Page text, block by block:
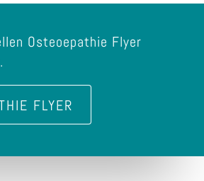
Osteoepathie Flyer
FLYER